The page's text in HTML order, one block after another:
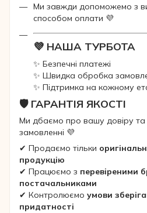
Ми завжди допоможемо з
способом оплати 💜
💜 НАША ТУРБОТА
✨ Безпечні платежі
✨ Швидка обробка
✨ Підтримка на кожному
🛡 ГАРАНТІЯ ЯКОСТІ
Ми дбаємо про вашу довіру та
замовленні 💜
✔ Продаємо тільки
продукцію
✔ Працюємо з перевіреними
постачальниками
✔ Контролюємо умови
придатності